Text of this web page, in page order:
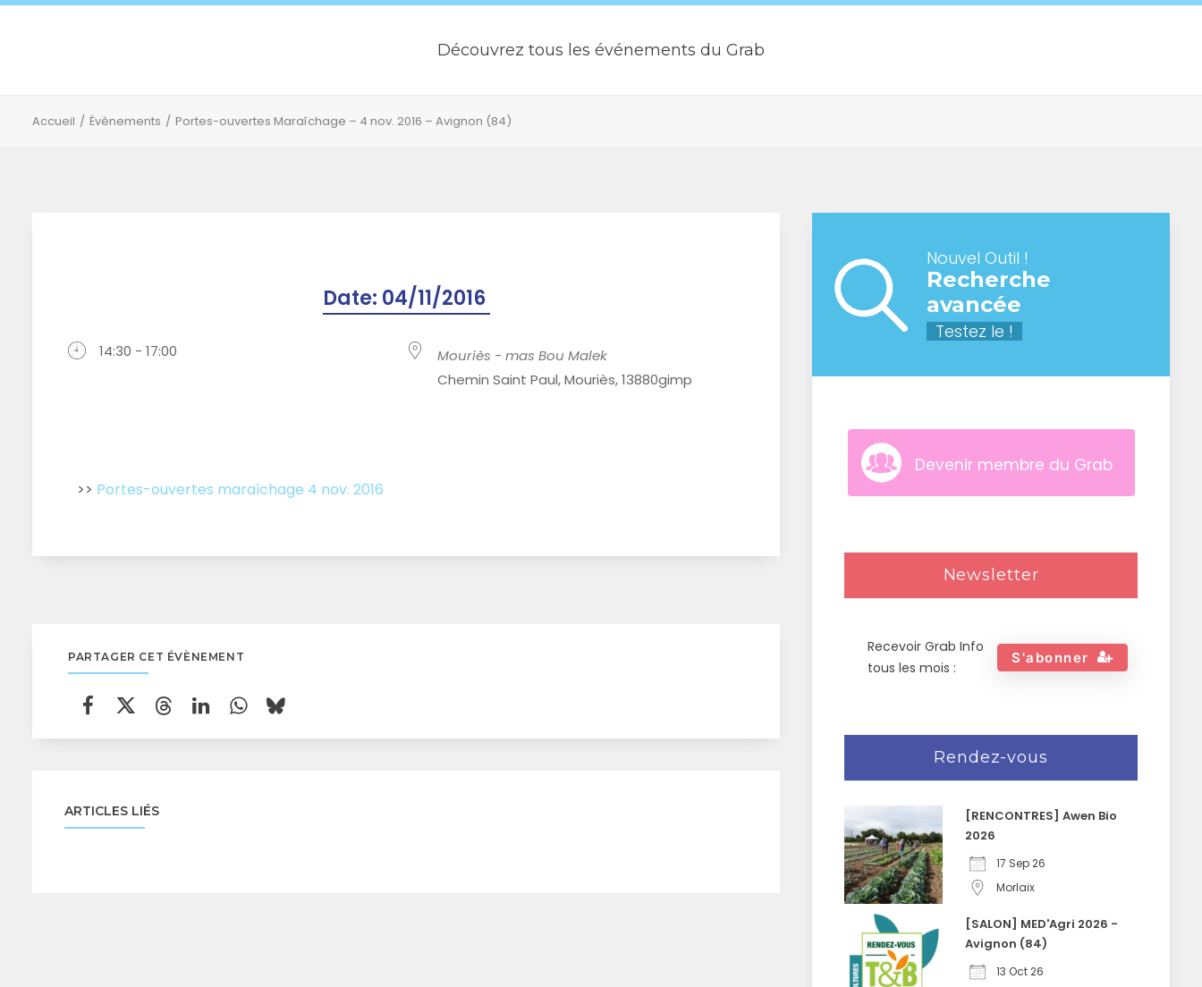
Découvrez tous les événements du Grab
Accueil Évènements Portes-ouvertes Maraîchage – 4 nov. 2016 – Avignon (84)
Date: 04/11/2016
14:30 - 17:00
Mouriès - mas Bou Malek
Chemin Saint Paul, Mouriès, 13880gimp
>> Portes-ouvertes maraîchage 4 nov. 2016
PARTAGER CET ÉVÈNEMENT
ARTICLES LIÉS
Nouvel Outil !
Recherche
avancée
Testez le !
Devenir membre du Grab
Newsletter
Recevoir Grab Info
tous les mois :
S'abonner
Rendez-vous
[RENCONTRES] Awen Bio
2026
17 Sep 26
Morlaix
[SALON] MED'Agri 2026 -
Avignon (84)
13 Oct 26